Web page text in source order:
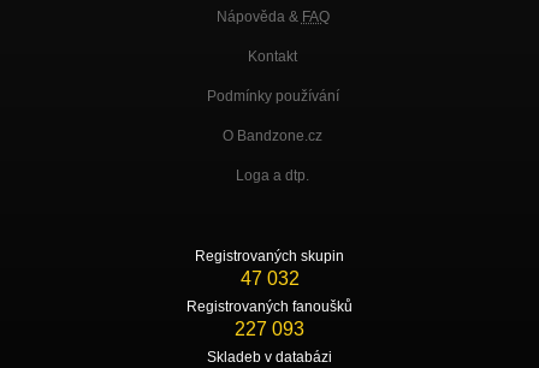
Nápověda & FAQ
Kontakt
Podmínky používání
O Bandzone.cz
Loga a dtp.
Registrovaných skupin
47 032
Registrovaných fanoušků
227 093
Skladeb v databázi